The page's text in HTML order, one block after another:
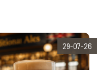
29-07-26